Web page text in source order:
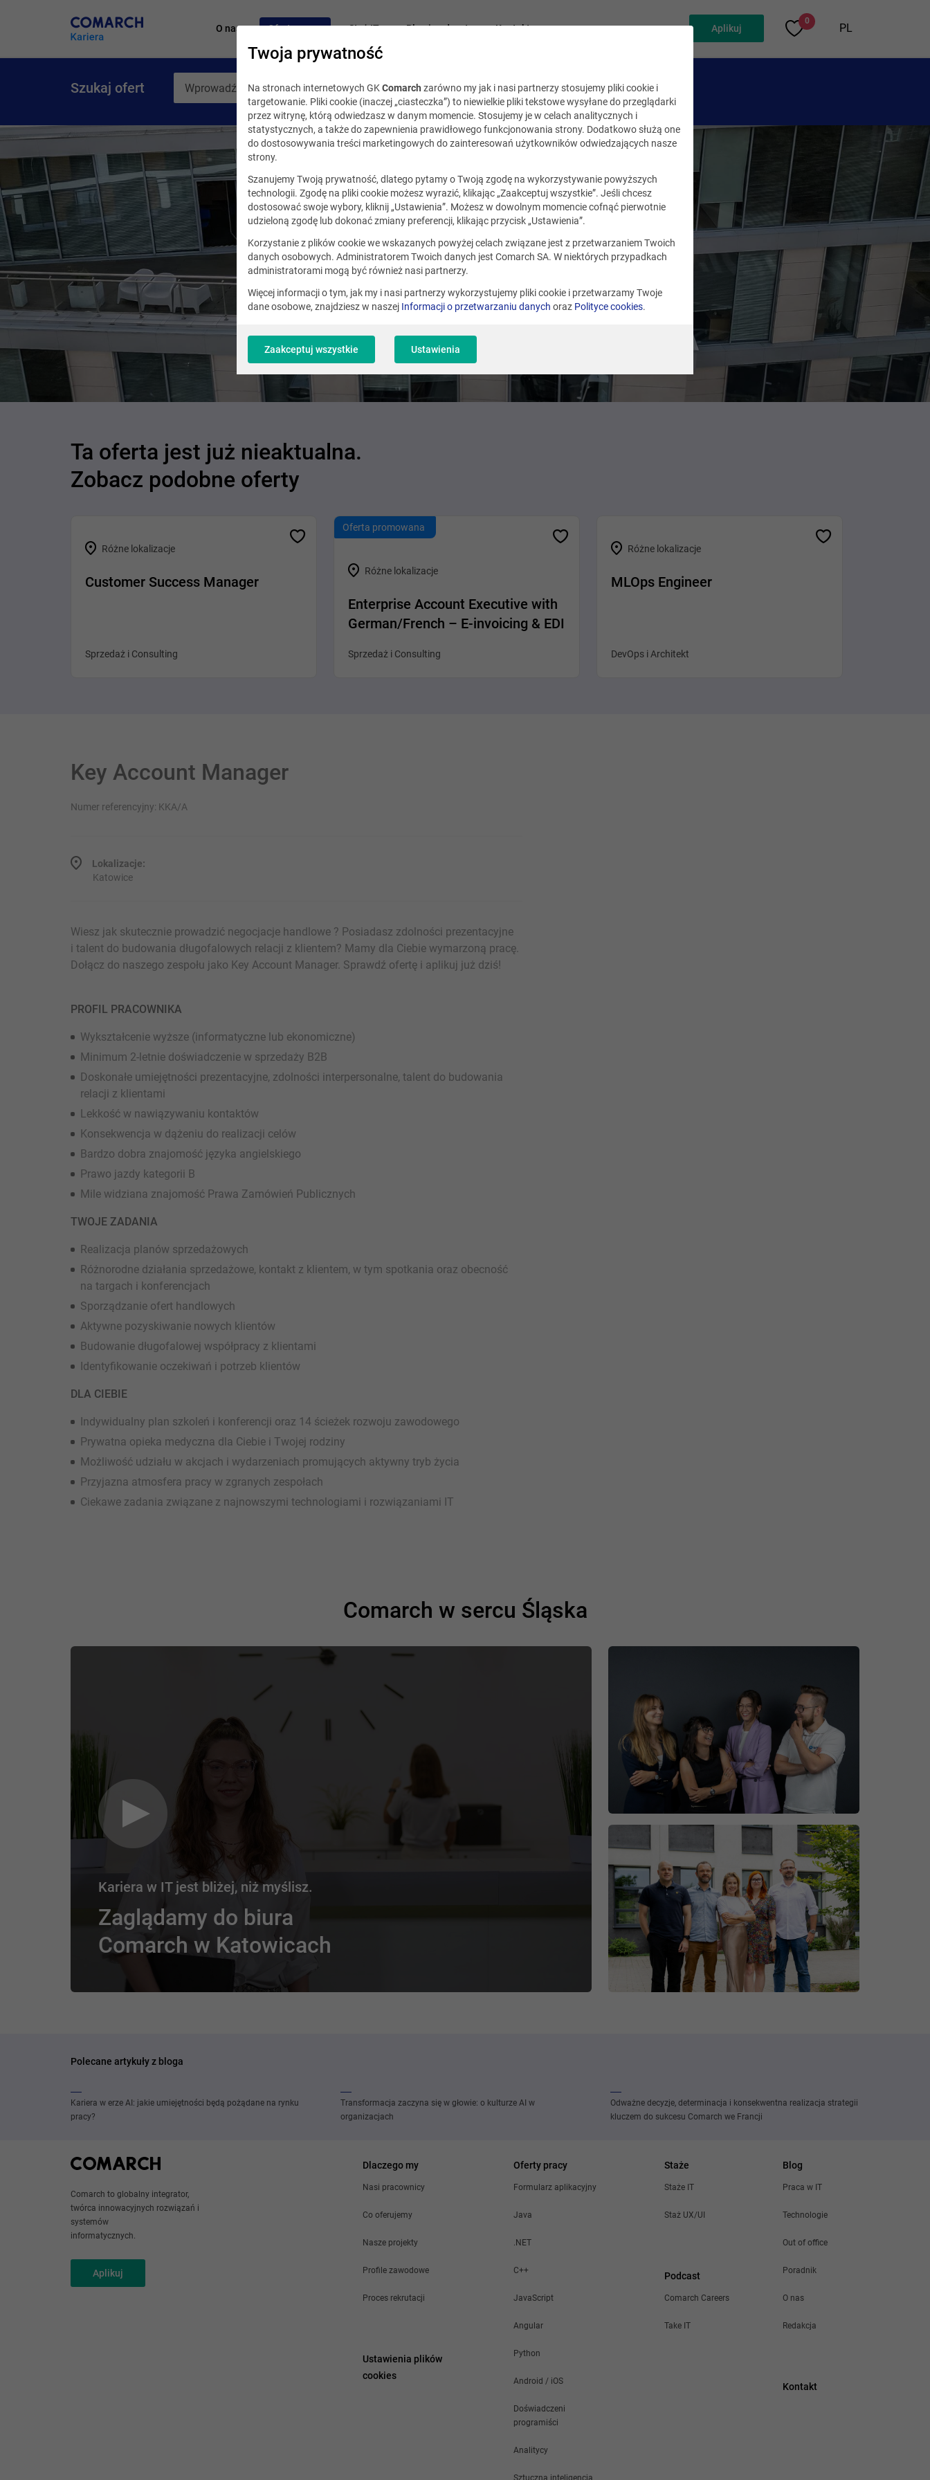
O nas Oferty pracy Staż IT Blog i podcast Kontakt Aplikuj
0
PL
Szukaj ofert
Ta oferta jest już nieaktualna.
Zobacz podobne oferty
Różne lokalizacje
Customer Success Manager
Sprzedaż i Consulting
Oferta promowana
Różne lokalizacje
Enterprise Account Executive with
German/French – E-invoicing & EDI
Sprzedaż i Consulting
Różne lokalizacje
MLOps Engineer
DevOps i Architekt
Key Account Manager
Numer referencyjny: KKA/A
Lokalizacje:
Katowice
Wiesz jak skutecznie prowadzić negocjacje handlowe ? Posiadasz zdolności prezentacyjne
i talent do budowania długofalowych relacji z klientem? Mamy dla Ciebie wymarzoną pracę.
Dołącz do naszego zespołu jako Key Account Manager. Sprawdź ofertę i aplikuj już dziś!
PROFIL PRACOWNIKA
Wykształcenie wyższe (informatyczne lub ekonomiczne)
Minimum 2-letnie doświadczenie w sprzedaży B2B
Doskonałe umiejętności prezentacyjne, zdolności interpersonalne, talent do budowania
relacji z klientami
Lekkość w nawiązywaniu kontaktów
Konsekwencja w dążeniu do realizacji celów
Bardzo dobra znajomość języka angielskiego
Prawo jazdy kategorii B
Mile widziana znajomość Prawa Zamówień Publicznych
TWOJE ZADANIA
Realizacja planów sprzedażowych
Różnorodne działania sprzedażowe, kontakt z klientem, w tym spotkania oraz obecność
na targach i konferencjach
Sporządzanie ofert handlowych
Aktywne pozyskiwanie nowych klientów
Budowanie długofalowej współpracy z klientami
Identyfikowanie oczekiwań i potrzeb klientów
DLA CIEBIE
Indywidualny plan szkoleń i konferencji oraz 14 ścieżek rozwoju zawodowego
Prywatna opieka medyczna dla Ciebie i Twojej rodziny
Możliwość udziału w akcjach i wydarzeniach promujących aktywny tryb życia
Przyjazna atmosfera pracy w zgranych zespołach
Ciekawe zadania związane z najnowszymi technologiami i rozwiązaniami IT
Comarch w sercu Śląska
Kariera w IT jest bliżej, niż myślisz.
Zaglądamy do biura
Comarch w Katowicach
Polecane artykuły z bloga
Kariera w erze AI: jakie umiejętności będą pożądane na rynku
pracy?
Transformacja zaczyna się w głowie: o kulturze AI w
organizacjach
Odważne decyzje, determinacja i konsekwentna realizacja strategii
kluczem do sukcesu Comarch we Francji
Comarch to globalny integrator,
twórca innowacyjnych rozwiązań i
systemów
informatycznych.
Aplikuj
Dlaczego my
Nasi pracownicy
Co oferujemy
Nasze projekty
Profile zawodowe
Proces rekrutacji
Ustawienia plików
cookies
Oferty pracy
Formularz aplikacyjny
Java
.NET
C++
JavaScript
Angular
Python
Android / iOS
Doświadczeni
programiści
Analitycy
Sztuczna inteligencja
Staże
Staże IT
Staż UX/UI
Podcast
Comarch Careers
Take IT
Blog
Praca w IT
Technologie
Out of office
Poradnik
O nas
Redakcja
Kontakt
Twoja prywatność
Na stronach internetowych GKComarch zarówno my jak i nasi partnerzy stosujemy pliki cookie i
targetowanie. Pliki cookie (inaczej „ciasteczka”) to niewielkie pliki tekstowe wysyłane do przeglądarki
przez witrynę, którą odwiedzasz w danym momencie. Stosujemy je w celach analitycznych i
statystycznych, a także do zapewnienia prawidłowego funkcjonowania strony. Dodatkowo służą one
do dostosowywania treści marketingowych do zainteresowań użytkowników odwiedzających nasze
strony.
Szanujemy Twoją prywatność, dlatego pytamy o Twoją zgodę na wykorzystywanie powyższych
technologii. Zgodę na pliki cookie możesz wyrazić, klikając „Zaakceptuj wszystkie”. Jeśli chcesz
dostosować swoje wybory, kliknij „Ustawienia”. Możesz w dowolnym momencie cofnąć pierwotnie
udzieloną zgodę lub dokonać zmiany preferencji, klikając przycisk „Ustawienia”.
Korzystanie z plików cookie we wskazanych powyżej celach związane jest z przetwarzaniem Twoich
danych osobowych. Administratorem Twoich danych jest Comarch SA. W niektórych przypadkach
administratorami mogą być również nasi partnerzy.
Więcej informacji o tym, jak my i nasi partnerzy wykorzystujemy pliki cookie i przetwarzamy Twoje
dane osobowe, znajdziesz w naszej Informacji o przetwarzaniu danych oraz Polityce cookies.
Zaakceptuj wszystkie Ustawienia